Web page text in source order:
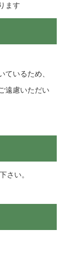
ます
いるため、
遠慮いただい
さい。